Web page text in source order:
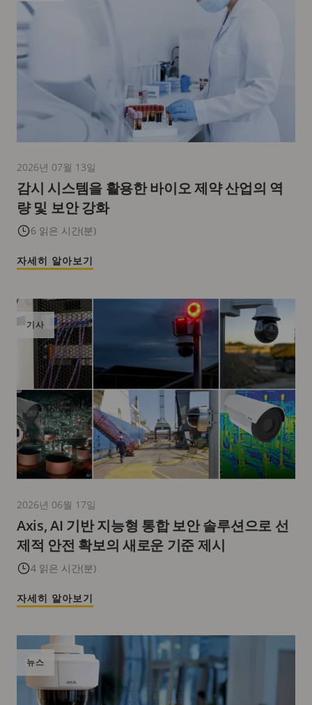
감시 시스템을 활용한 바이오 제약 산업의 역
량 및 보안 강화
6 읽은 시간(분)
2026년 07월 13일
자세히 알아보기
Axis, AI 기반 지능형 통합 보안 솔루션으로 선
제적 안전 확보의 새로운 기준 제시
4 읽은 시간(분)
기사
2026년 06월 17일
자세히 알아보기
뉴스